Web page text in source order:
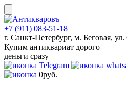
Skip
to
content
+7 (911) 083-51-18
г. Санкт-Петербург, м. Беговая,
Купим антиквариат дорого
деньги сразу
0руб.